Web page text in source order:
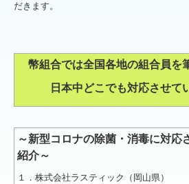
だきます。
幣組合では全国各地の組合員を
日本中どこでも対応させてい
～新型コロナの除菌・消毒に対応
紹介～
１．株式会社ラスティック（岡山県）